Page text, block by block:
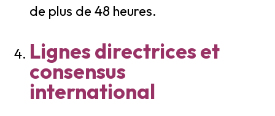
de plus de 48 heures.
Lignes directrices et
consensus
international